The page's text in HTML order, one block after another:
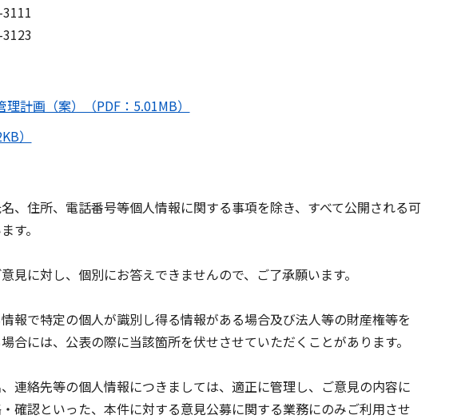
計画（案）（PDF：5.01MB）
）
、住所、電話番号等個人情報に関する事項を除き、すべて公開される可
す。
見に対し、個別にお答えできませんので、ご了承願います。
報で特定の個人が識別し得る情報がある場合及び法人等の財産権等を
合には、公表の際に当該箇所を伏せさせていただくことがあります。
、連絡先等の個人情報につきましては、適正に管理し、ご意見の内容に
確認といった、本件に対する意見公募に関する業務にのみご利用させ